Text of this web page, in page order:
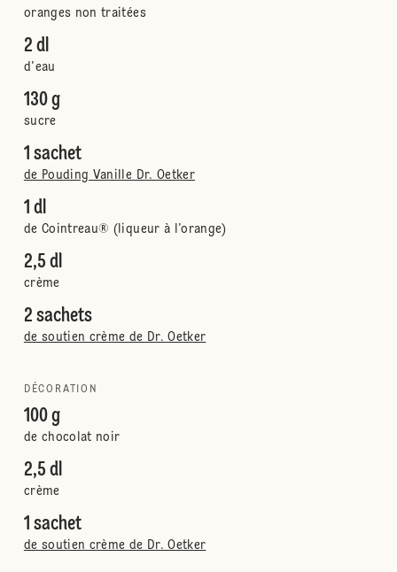
oranges non traitées
2 dl
d'eau
130 g
sucre
1 sachet
de Pouding Vanille Dr. Oetker
1 dl
de Cointreau® (liqueur à l’orange)
2,5 dl
crème
2 sachets
de soutien crème de Dr. Oetker
DÉCORATION
100 g
de chocolat noir
2,5 dl
crème
1 sachet
de soutien crème de Dr. Oetker